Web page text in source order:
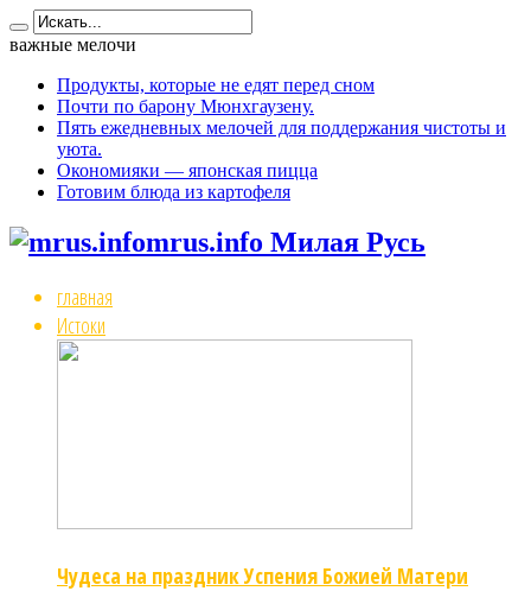
важные мелочи
Продукты, которые не едят перед сном
Почти по барону Мюнхгаузену.
Пять ежедневных мелочей для поддержания чистоты и
уюта.
Окономияки — японская пицца
Готовим блюда из картофеля
mrus.info Милая Русь
главная
Истоки
Чудеса на праздник Успения Божией Матери